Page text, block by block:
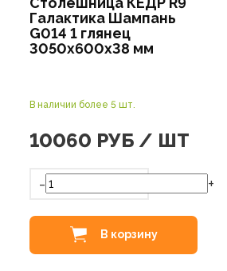
Галактика Шампань
G014 1 глянец
3050х600х38 мм
В наличии более 5 шт.
10060 РУБ / ШТ
- +
В корзину